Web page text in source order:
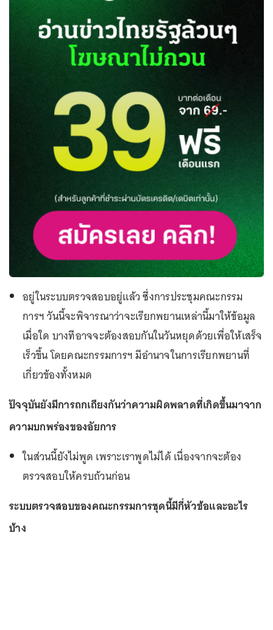
อยู่ในระบบตรวจสอบอยู่แล้ว ซึ่งการประชุมคณะกรรม
การฯ วันนี้จะพิจารณาว่าจะเรียกพยานเหล่านี้มาให้ข้อมูล
เมื่อใด บางทีอาจจะต้องสอบกันในวันหยุดด้วยเพื่อให้เสร็จ
เร็วขึ้น โดยคณะกรรมการฯ มีอำนาจในการเรียกพยานที่
เกี่ยวข้องทั้งหมด
ปัจจุบันยังมีการถกเถียงกันว่าความผิดพลาดที่เกิดขึ้นมาจาก
ความบกพร่องของอัยการ
ในส่วนนี้ยังไม่พูด เพราะเราพูดไม่ได้ เนื่องจากจะต้อง
ตรวจสอบให้ครบถ้วนก่อน
ระบบตรวจสอบของคณะกรรมการชุดนี้มีกี่หัวข้อและอะไร
บ้าง